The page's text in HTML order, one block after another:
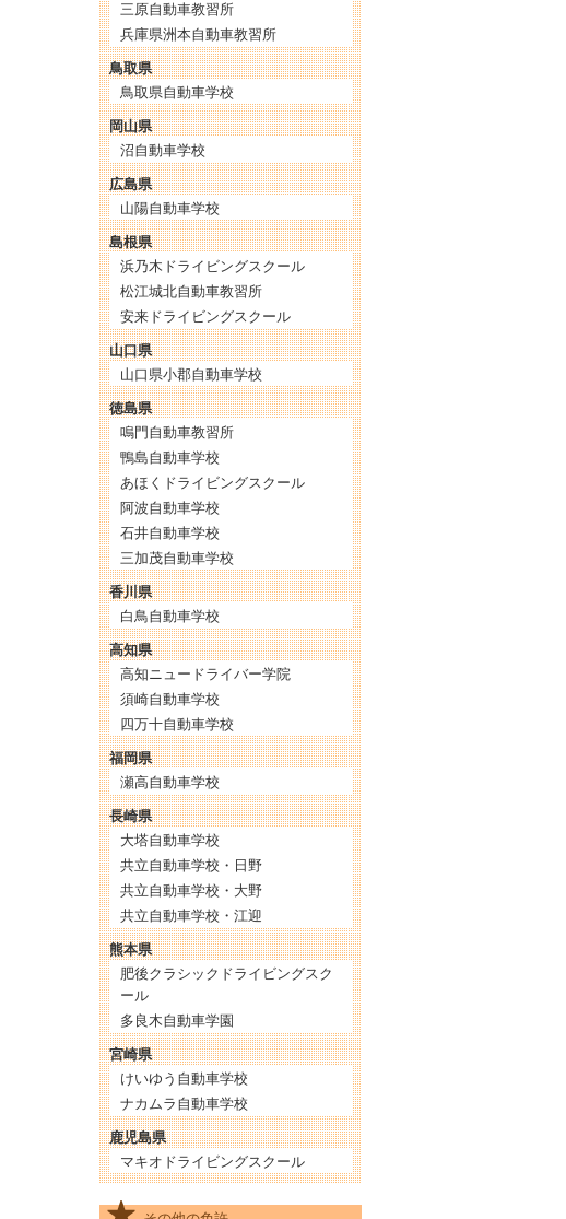
三原自動車教習所
兵庫県洲本自動車教習所
鳥取県
鳥取県自動車学校
岡山県
沼自動車学校
広島県
山陽自動車学校
島根県
浜乃木ドライビングスクール
松江城北自動車教習所
安来ドライビングスクール
山口県
山口県小郡自動車学校
徳島県
鳴門自動車教習所
鴨島自動車学校
あほくドライビングスクール
阿波自動車学校
石井自動車学校
三加茂自動車学校
香川県
白鳥自動車学校
高知県
高知ニュードライバー学院
須崎自動車学校
四万十自動車学校
福岡県
瀬高自動車学校
長崎県
大塔自動車学校
共立自動車学校・日野
共立自動車学校・大野
共立自動車学校・江迎
熊本県
肥後クラシックドライビングスク
ール
多良木自動車学園
宮崎県
けいゆう自動車学校
ナカムラ自動車学校
鹿児島県
マキオドライビングスクール